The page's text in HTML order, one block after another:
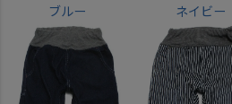
ブルー ネイビー